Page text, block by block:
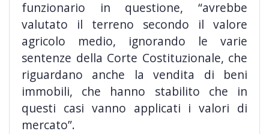
funzionario in questione, “avrebbe
valutato il terreno secondo il valore
agricolo medio, ignorando le varie
sentenze della Corte Costituzionale, che
riguardano anche la vendita di beni
immobili, che hanno stabilito che in
questi casi vanno applicati i valori di
mercato”.